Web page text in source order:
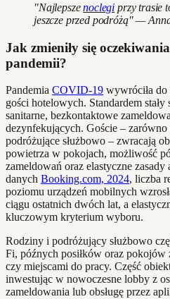
"Najlepszenoclegi przy trasie
jeszcze przed podróżą" —
Jak zmieniły się
pandemii?
Pandemia COVID-19 wywróciła
gości hotelowych. Standardem
sanitarne, bezkontaktowe
dezynfekujących. Goście –
podróżujące służbowo – zwracają
powietrza w pokojach, możliwość
zameldowań oraz elastyczne
danych Booking.com, 2024, liczba
poziomu urządzeń mobilnych
ciągu ostatnich dwóch lat, a
kluczowym kryterium wyboru.
Rodziny i podróżujący służbowo
Fi, późnych posiłków oraz pokojów
czy miejscami do pracy. Część
inwestując w nowoczesne lobby z
zameldowania lub obsługę przez